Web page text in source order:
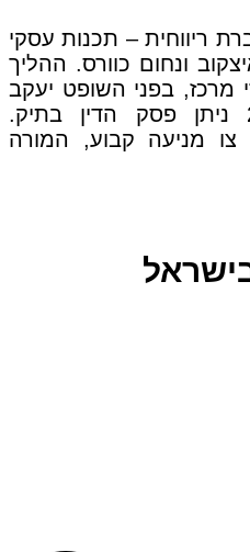
ריווחית – תכנות עסקי
איצקוב ונחום כוורס. ההליך
מרכז, בפני השופט יעקב
שפסר. ביום 27.1.2016 ניתן פסק הדין בתיק.
צו מניעה קבוע, המורה